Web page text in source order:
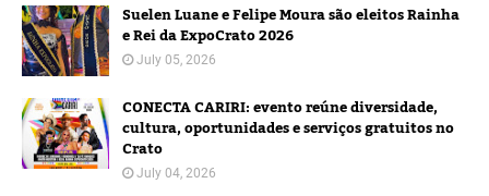
Suelen Luane e Felipe Moura são eleitos Rainha
e Rei da ExpoCrato 2026
July 05, 2026
CONECTA CARIRI: evento reúne diversidade,
cultura, oportunidades e serviços gratuitos no
Crato
July 04, 2026